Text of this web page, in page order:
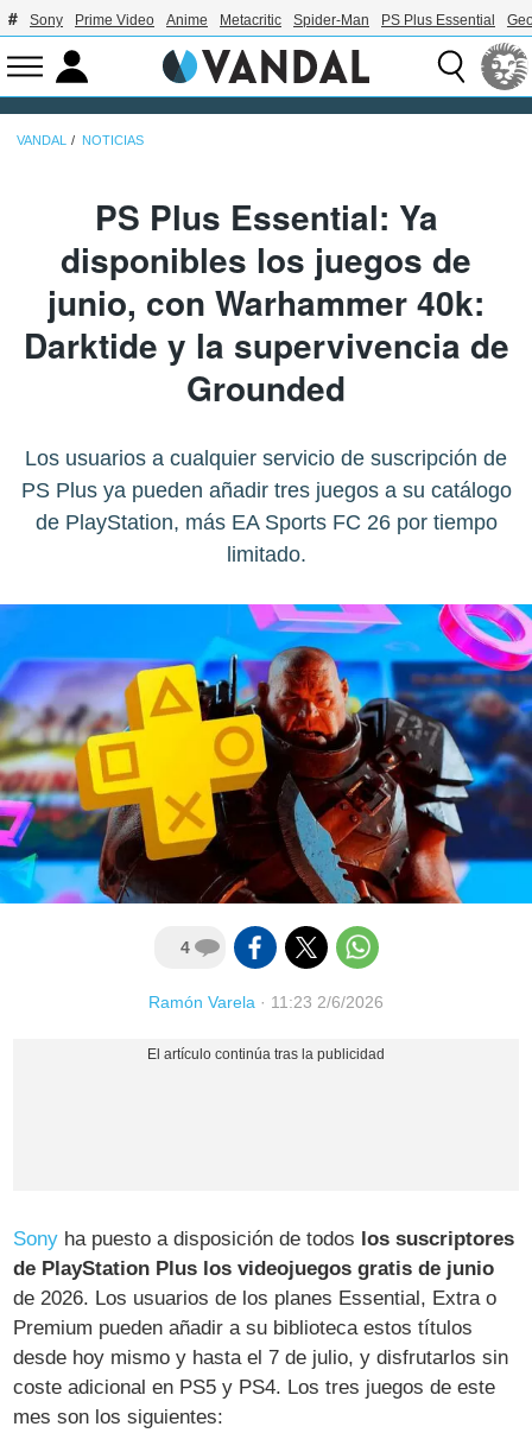
Sony Prime Video Anime Metacritic Spider-Man PS Plus Essential
VANDAL NOTICIAS
PS Plus Essential: Ya
disponibles los juegos de
junio, con Warhammer 40k:
Darktide y la supervivencia de
Grounded
Los usuarios a cualquier servicio de suscripción de
PS Plus ya pueden añadir tres juegos a su catálogo
de PlayStation, más EA Sports FC 26 por tiempo
limitado.
4
Ramón Varela · 11:23 2/6/2026
Sony ha puesto a disposición de todos los suscriptores
de PlayStation Plus los videojuegos gratis de junio
de 2026. Los usuarios de los planes Essential, Extra o
Premium pueden añadir a su biblioteca estos títulos
desde hoy mismo y hasta el 7 de julio, y disfrutarlos sin
coste adicional en PS5 y PS4. Los tres juegos de este
mes son los siguientes: